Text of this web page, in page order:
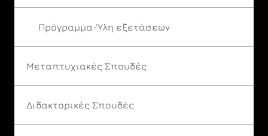
Πρόγραμμα-Ύλη εξετάσεων
Μεταπτυχιακές Σπουδές
Διδακτορικές Σπουδές